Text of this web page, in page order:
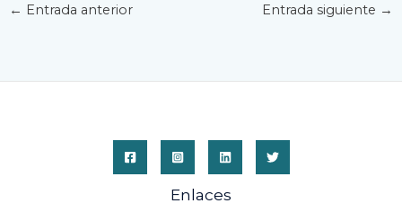
← Entrada anterior Entrada siguiente →
Enlaces